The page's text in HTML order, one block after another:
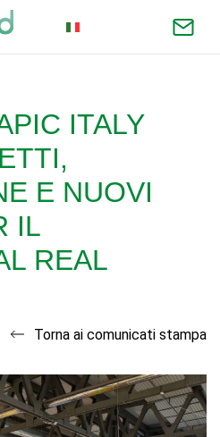
ITALY
E NUOVI
IL
REAL
Torna ai comunicati stampa